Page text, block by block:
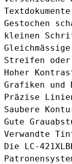
Textdokumente
Gestochen
kleinen
Streifen oder
Hoher
Grafiken und
Präzise
Saubere
Gute
Verwandte
Die LC-